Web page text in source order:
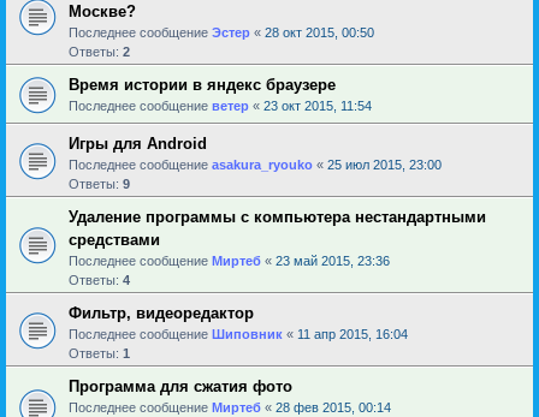
Москве?
Последнее сообщение Эстер « 28 окт 2015, 00:50
Ответы: 2
Время истории в яндекс браузере
Последнее сообщение ветер « 23 окт 2015, 11:54
Игры для Android
Последнее сообщение asakura_ryouko « 25 июл 2015, 23:00
Ответы: 9
Удаление программы с компьютера нестандартными
средствами
Последнее сообщение Миртеб « 23 май 2015, 23:36
Ответы: 4
Фильтр, видеоредактор
Последнее сообщение Шиповник « 11 апр 2015, 16:04
Ответы: 1
Программа для сжатия фото
Последнее сообщение Миртеб « 28 фев 2015, 00:14